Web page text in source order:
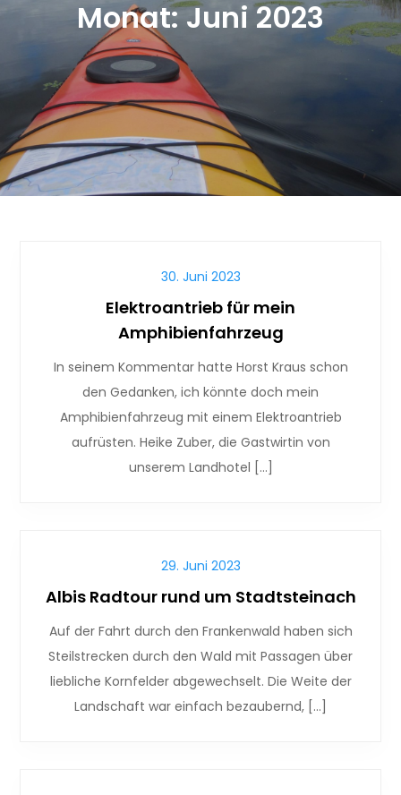
Monat:Juni 2023
30. Juni 2023
Elektroantrieb für mein
Amphibienfahrzeug
In seinem Kommentar hatte Horst Kraus schon
den Gedanken, ich könnte doch mein
Amphibienfahrzeug mit einem Elektroantrieb
aufrüsten. Heike Zuber, die Gastwirtin von
unserem Landhotel […]
29. Juni 2023
Albis Radtour rund um Stadtsteinach
Auf der Fahrt durch den Frankenwald haben sich
Steilstrecken durch den Wald mit Passagen über
liebliche Kornfelder abgewechselt. Die Weite der
Landschaft war einfach bezaubernd, […]